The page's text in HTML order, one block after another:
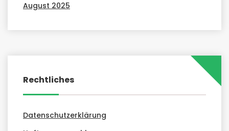
August 2025
Rechtliches
Datenschutzerklärung